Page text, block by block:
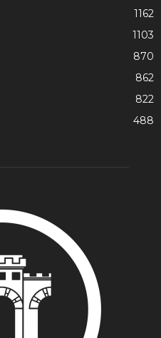
1162
1103
870
862
822
488